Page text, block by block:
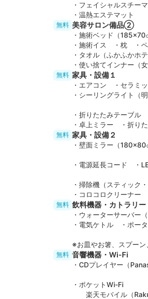
・フェイシャルスチ
・温熱エステマット
無料 美容サロン備品②
・施術ベッド（
・施術イス ・枕 ・
・タオル（ふかふか
・使い捨てインナー（
無料 家具・設備１
・エアコン ・セラミ
・シーリングライト（
・折りたたみテーブ
・卓上ミラー ・折り
無料 家具・設備２
・壁面ミラー（
・電源延長コード ・
・掃除機（スティック
・コロコロクリーナー
無料 飲料機器・カトラリー
・ウォーターサーバ
・電気ケトル ・ポー
※お皿やお箸、スプーン
無料 音響機器・Wi-Fi
・CDプレイヤー（
・ポケットWi-Fi
楽天モバイル（